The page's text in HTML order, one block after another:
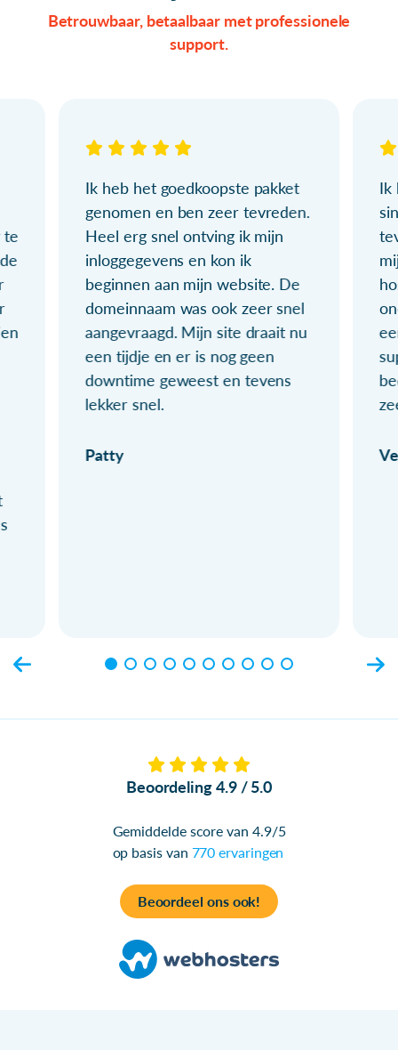
Betrouwbaar, betaalbaar met professionele
support.
te
Ik heb het goedkoopste pakket
genomen en ben zeer tevreden.
Heel erg snel ontving ik mijn
inloggegevens en kon ik
beginnen aan mijn website. De
domeinnaam was ook zeer snel
aangevraagd. Mijn site draait nu
een tijdje en er is nog geen
downtime geweest en tevens
lekker snel.
Patty
Ik
Beoordeling 4.9 / 5.0
Gemiddelde score van 4.9/5
op basis van 770 ervaringen
Beoordeel ons ook!